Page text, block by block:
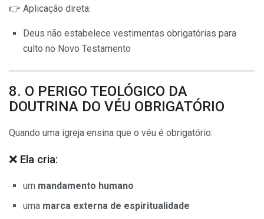
👉 Aplicação direta:
Deus não estabelece vestimentas obrigatórias para
culto no Novo Testamento
8. O PERIGO TEOLÓGICO DA
DOUTRINA DO VÉU OBRIGATÓRIO
Quando uma igreja ensina que o véu é obrigatório:
❌ Ela cria:
um mandamento humano
uma marca externa de espiritualidade